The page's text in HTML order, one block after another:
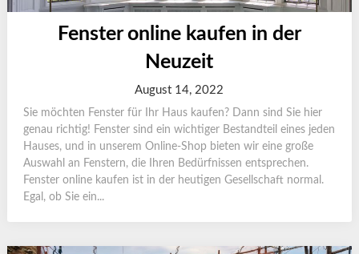
Fenster online kaufen in der
Neuzeit
August 14, 2022
Sie möchten Fenster für Ihr Haus kaufen? Dann sind Sie hier
genau richtig! Fenster sind ein wichtiger Bestandteil eines jeden
Hauses, und in unserem Online-Shop bieten wir eine große
Auswahl an Fenstern, die Ihren Bedürfnissen entsprechen.
Fenster online kaufen ist in der heutigen Gesellschaft normal.
Egal, ob Sie ein...